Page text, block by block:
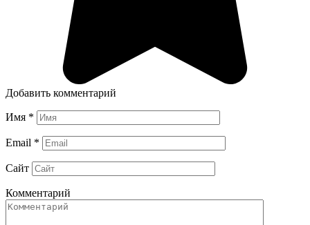
Добавить комментарий
Имя *
Email *
Сайт
Комментарий